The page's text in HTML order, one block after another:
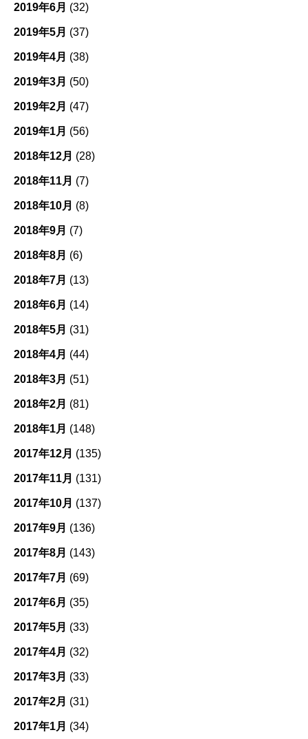
2019年6月 (32)
2019年5月 (37)
2019年4月 (38)
2019年3月 (50)
2019年2月 (47)
2019年1月 (56)
2018年12月 (28)
2018年11月 (7)
2018年10月 (8)
2018年9月 (7)
2018年8月 (6)
2018年7月 (13)
2018年6月 (14)
2018年5月 (31)
2018年4月 (44)
2018年3月 (51)
2018年2月 (81)
2018年1月 (148)
2017年12月 (135)
2017年11月 (131)
2017年10月 (137)
2017年9月 (136)
2017年8月 (143)
2017年7月 (69)
2017年6月 (35)
2017年5月 (33)
2017年4月 (32)
2017年3月 (33)
2017年2月 (31)
2017年1月 (34)